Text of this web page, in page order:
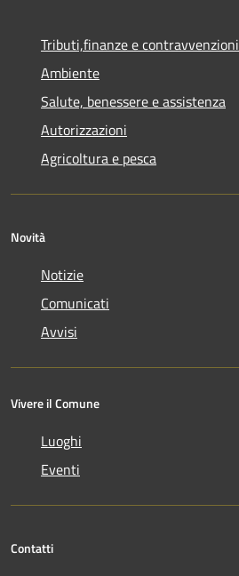
Tributi,finanze e contravvenzioni
Ambiente
Salute, benessere e assistenza
Autorizzazioni
Agricoltura e pesca
Novità
Notizie
Comunicati
Avvisi
Vivere il Comune
Luoghi
Eventi
Contatti